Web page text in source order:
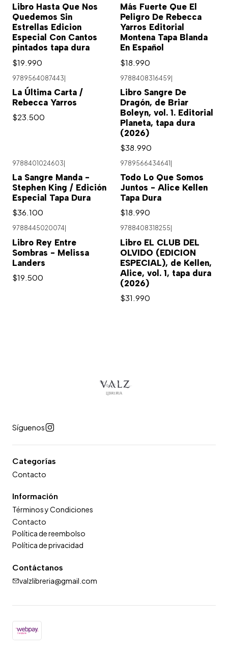
Libro Hasta Que Nos
Quedemos Sin
Estrellas Edicion
Especial Con Cantos
pintados tapa dura
$19.990
Más Fuerte Que El
Peligro De Rebecca
Yarros Editorial
Montena Tapa Blanda
En Español
$18.990
9789564087443|
La Última Carta /
Rebecca Yarros
$23.500
9788408316459|
Libro Sangre De
Dragón, de Briar
Boleyn, vol. 1. Editorial
Planeta, tapa dura
(2026)
$38.990
9788401024603
La Sangre Manda -
Stephen King / Edición
Especial Tapa Dura
$36.100
9789566434641
Todo Lo Que Somos
Juntos - Alice Kellen
Tapa Dura
$18.990
9788445020074
Libro Rey Entre
Sombras - Melissa
Landers
$19.500
9788408318255
Libro EL CLUB DEL
OLVIDO (EDICION
ESPECIAL), de Kellen,
Alice, vol. 1, tapa dura
(2026)
$31.990
Síguenos
Categorías
Contacto
Información
Términos y Condiciones
Contacto
Política de reembolso
Política de privacidad
Contáctanos
valzlibreria@gmail.com